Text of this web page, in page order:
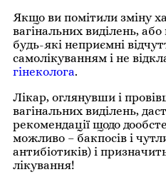
Якщо ви помітили зміну
вагінальних виділень,
будь-які неприємні
самолікуванням і не
гінеколога.
Лікар, оглянувши і
вагінальних виділень,
рекомендації щодо
можливо – бакпосів і
антибіотиків) і
лікування!